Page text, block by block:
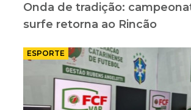
Onda de tradição:
surfe retorna ao Rincão
ESPORTE